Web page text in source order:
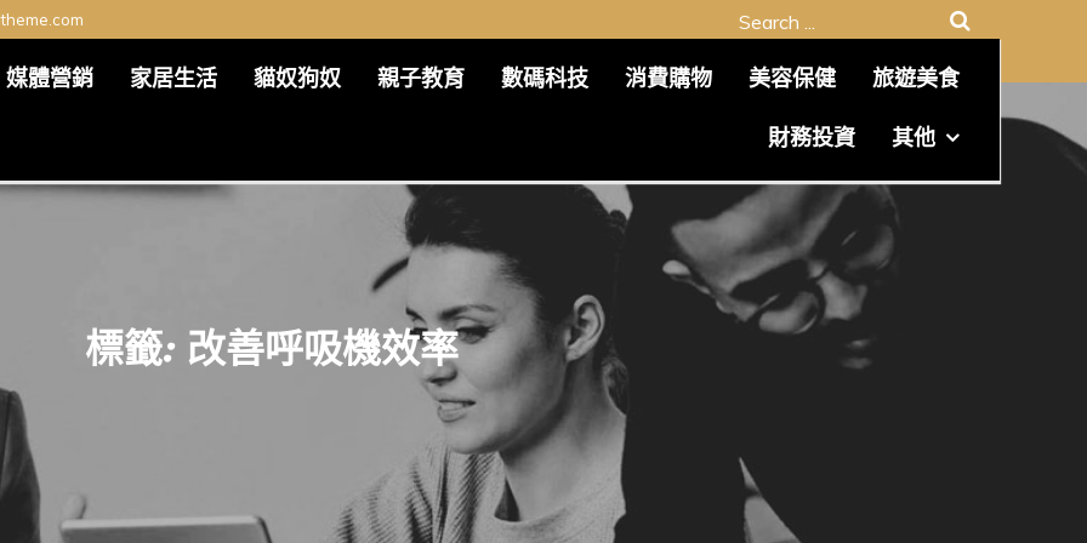
Search
媒體營銷 家居生活 貓奴狗奴 親子教育 數碼科技 消費購物 美容保健 旅遊美食
財務投資 其他
標籤: 改善呼吸機效率